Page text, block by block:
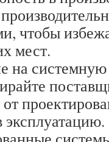
чтобы
мест.
на